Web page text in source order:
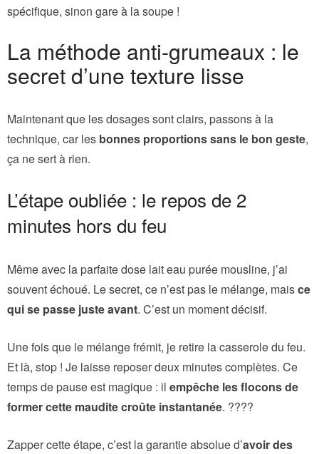
spécifique, sinon gare à la soupe !
La méthode anti-grumeaux : le
secret d’une texture lisse
Maintenant que les dosages sont clairs, passons à la
technique, car les bonnes proportions sans le bon geste,
ça ne sert à rien.
L’étape oubliée : le repos de 2
minutes hors du feu
Même avec la parfaite dose lait eau purée mousline, j’ai
souvent échoué. Le secret, ce n’est pas le mélange, maisce
qui se passe juste avant. C’est un moment décisif.
Une fois que le mélange frémit, je retire la casserole du feu.
Et là, stop ! Je laisse reposer deux minutes complètes. Ce
temps de pause est magique : il empêche les flocons de
former cette maudite croûte instantanée. ????
Zapper cette étape, c’est la garantie absolue d’avoir des